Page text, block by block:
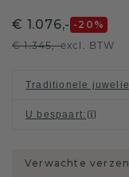
€ 1.076,- -20 %
€ 1.345,-excl. BTW
Traditionele
U bespaart:
Verwachte